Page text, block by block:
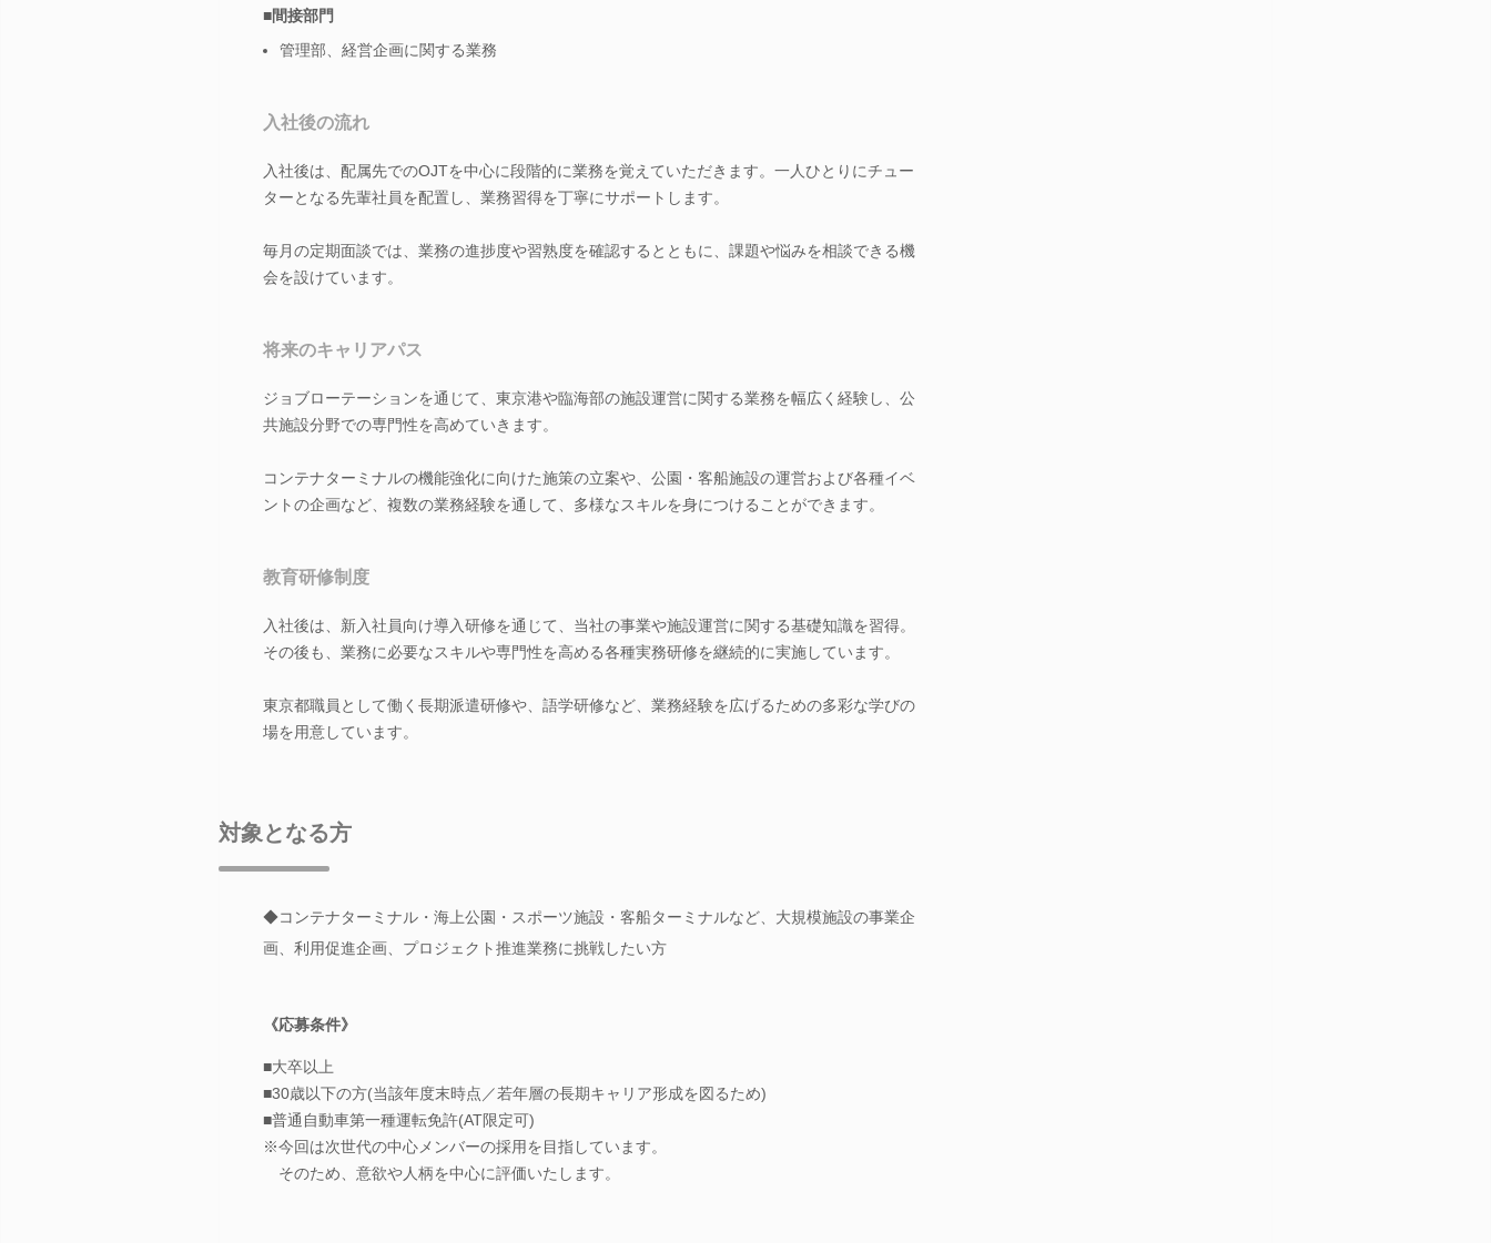
■間接部門
管理部、経営企画に関する業務
入社後の流れ
入社後は、配属先でのOJTを中心に段階的に業務を覚えていただきます。一人ひとりにチュー
ターとなる先輩社員を配置し、業務習得を丁寧にサポートします。
毎月の定期面談では、業務の進捗度や習熟度を確認するとともに、課題や悩みを相談できる機
会を設けています。
将来のキャリアパス
ジョブローテーションを通じて、東京港や臨海部の施設運営に関する業務を幅広く経験し、公
共施設分野での専門性を高めていきます。
コンテナターミナルの機能強化に向けた施策の立案や、公園・客船施設の運営および各種イベ
ントの企画など、複数の業務経験を通して、多様なスキルを身につけることができます。
教育研修制度
入社後は、新入社員向け導入研修を通じて、当社の事業や施設運営に関する基礎知識を習得。
その後も、業務に必要なスキルや専門性を高める各種実務研修を継続的に実施しています。
東京都職員として働く長期派遣研修や、語学研修など、業務経験を広げるための多彩な学びの
場を用意しています。
対象となる方
◆コンテナターミナル・海上公園・スポーツ施設・客船ターミナルなど、大規模施設の事業企
画、利用促進企画、プロジェクト推進業務に挑戦したい方
《応募条件》
■大卒以上
■30歳以下の方(当該年度末時点／若年層の長期キャリア形成を図るため)
■普通自動車第一種運転免許(AT限定可)
※今回は次世代の中心メンバーの採用を目指しています。
そのため、意欲や人柄を中心に評価いたします。